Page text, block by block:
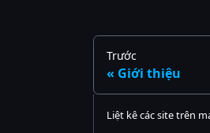
Trước
Giới thiệu
Liệt kê các site trên